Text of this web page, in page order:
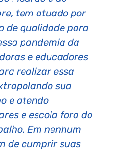
tem atuado por
de qualidade para
pandemia da
e educadores
realizar essa
sua
e atendo
e escola fora do
Em nenhum
de cumprir suas